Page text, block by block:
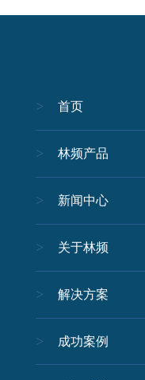
首页
林频产品
新闻中心
关于林频
解决方案
成功案例